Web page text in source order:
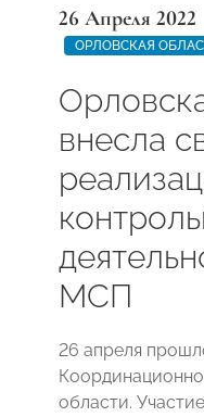
26 Апреля 2022
ОРЛОВСКАЯ
внесла
МСП
26 апреля
области.